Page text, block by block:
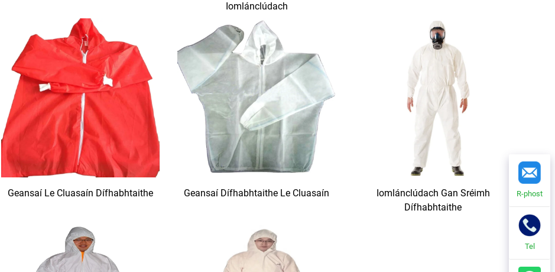
Iomlánclúdach
Geansaí Le Cluasaín Dífhabhtaithe Geansaí Dífhabhtaithe Le Cluasaín
Iomlánclúdach Gan Sréimh
Dífhabhtaithe
R-phost
Tel